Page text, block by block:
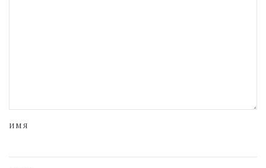
ИМЯ